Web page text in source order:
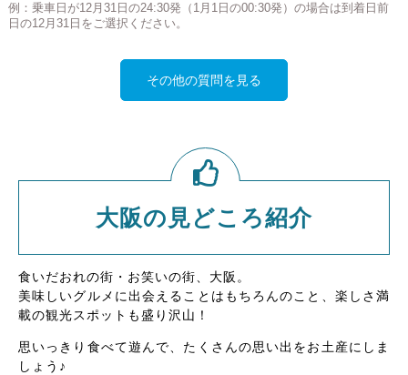
例：乗車日が12月31日の24:30発（1月1日の00:30発）の場合は到着日前
日の12月31日をご選択ください。
その他の質問を見る
大阪の見どころ紹介
食いだおれの街・お笑いの街、大阪。
美味しいグルメに出会えることはもちろんのこと、楽しさ満
載の観光スポットも盛り沢山！
思いっきり食べて遊んで、たくさんの思い出をお土産にしま
しょう♪